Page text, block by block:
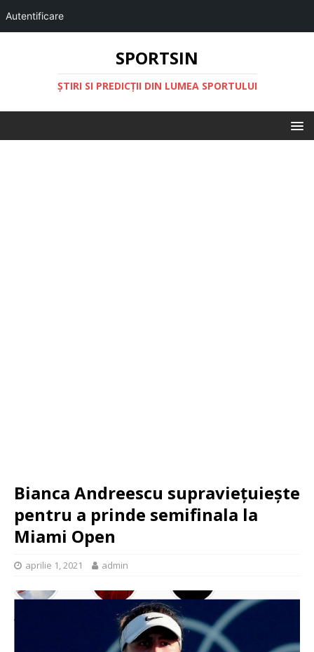
Autentificare
SPORTSIN
ŞTIRI SI PREDICŢII DIN LUMEA SPORTULUI
Bianca Andreescu supraviețuiește
pentru a prinde semifinala la
Miami Open
aprilie 1, 2021 admin